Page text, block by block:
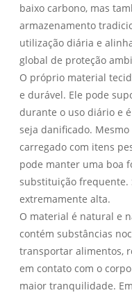
baixo carbono, mas
armazenamento
utilização diária e
global de proteção
O próprio material
e durável. Ele pode
durante o uso diário e
seja danificado.
carregado com itens
pode manter uma boa
substituição frequente.
extremamente alta.
O material é natural e
contém substâncias
transportar alimentos,
em contato com o
maior tranquilidade.